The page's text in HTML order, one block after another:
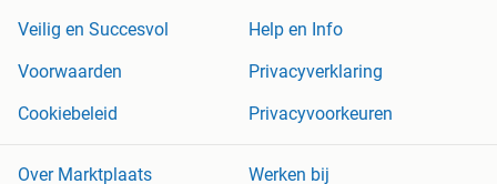
Veilig en Succesvol
Help en Info
Voorwaarden
Privacyverklaring
Cookiebeleid
Privacyvoorkeuren
Over Marktplaats Werken bij